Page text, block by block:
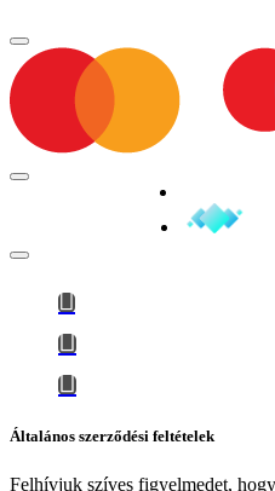
Általános szerződési feltételek
Felhívjuk szíves figyelmedet, hogy